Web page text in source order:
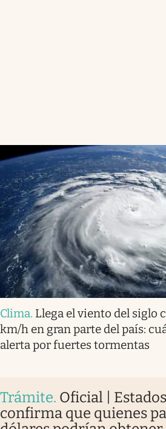
Clima. Llega el viento del siglo
km/h en gran parte del país:
alerta por fuertes tormentas
Trámite. Oficial |
confirma que quienes